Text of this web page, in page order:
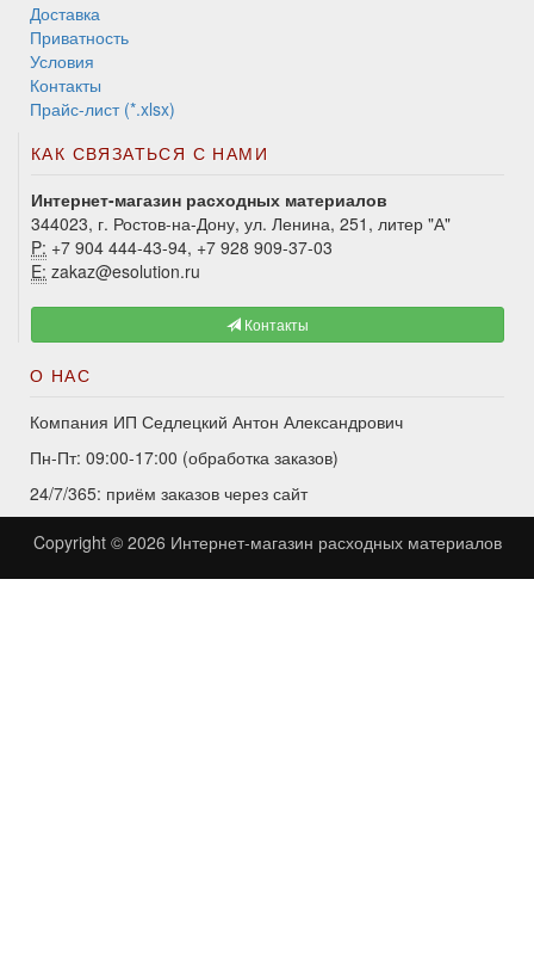
Доставка
Приватность
Условия
Контакты
Прайс-лист (*.xlsx)
КАК СВЯЗАТЬСЯ С НАМИ
Интернет-магазин расходных материалов
344023, г. Ростов-на-Дону, ул. Ленина, 251, литер "А"
P: +7 904 444-43-94, +7 928 909-37-03
E: zakaz@esolution.ru
Контакты
О НАС
Компания ИП Седлецкий Антон Александрович
Пн-Пт: 09:00-17:00 (обработка заказов)
24/7/365: приём заказов через сайт
Copyright © 2026 Интернет-магазин расходных материалов